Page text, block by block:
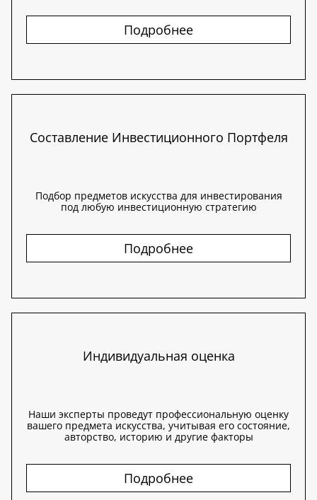
Подробнее
Составление Инвестиционного Портфеля
Подбор предметов искусства для инвестирования
под любую инвестиционную стратегию
Подробнее
Индивидуальная оценка
Наши эксперты проведут профессиональную оценку
вашего предмета искусства, учитывая его состояние,
авторство, историю и другие факторы
Подробнее